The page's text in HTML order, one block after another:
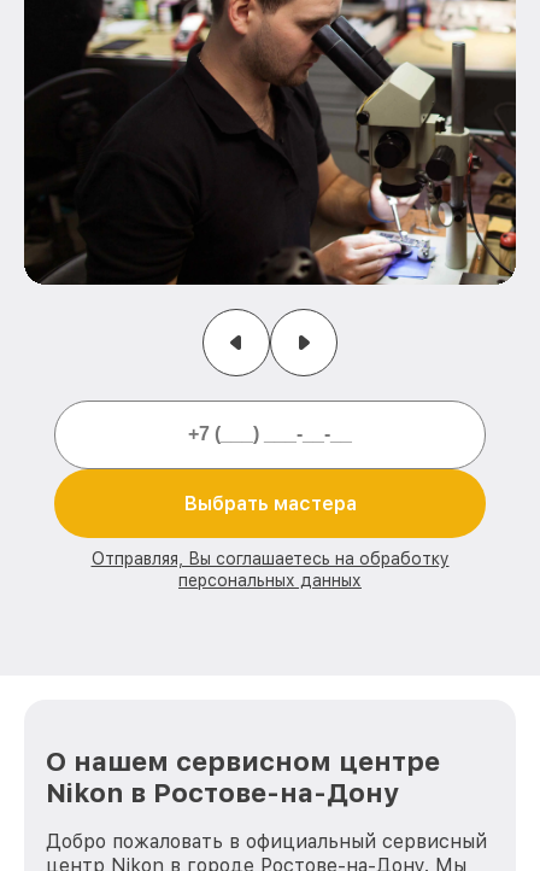
Выбрать мастера
Отправляя, Вы соглашаетесь на обработку
персональных данных
О нашем сервисном центре
Nikon в Ростове-на-Дону
Добро пожаловать в официальный сервисный
центр Nikon в городе Ростове-на-Дону. Мы